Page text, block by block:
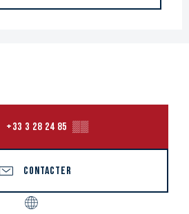
+33 3 28 24 85 ▒▒
CONTACTER